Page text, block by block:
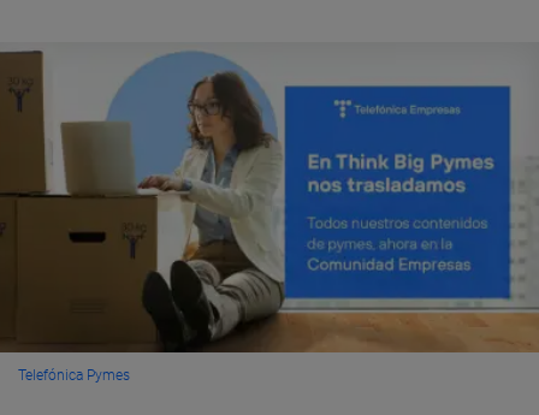
Telefónica Pymes